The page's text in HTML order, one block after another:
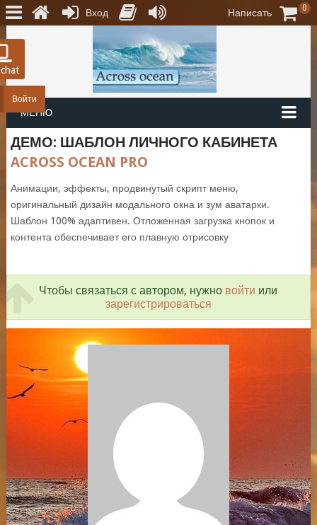
Войти
МЕНЮ
ДЕМО: ШАБЛОН ЛИЧНОГО КАБИНЕТА
ACROSS OCEAN PRO
Анимации, эффекты, продвинутый скрипт меню,
оригинальный дизайн модального окна и зум аватарки.
Шаблон 100% адаптивен. Отложенная загрузка кнопок и
контента обеспечивает его плавную отрисовку
Чтобы связаться с автором, нужно войти или
зарегистрироваться
Вход Написать 0